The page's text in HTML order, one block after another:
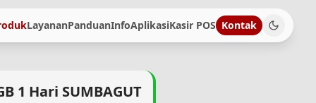
LayananPanduanInfoAplikasiKasir POS Kontak
1 Hari SUMBAGUT